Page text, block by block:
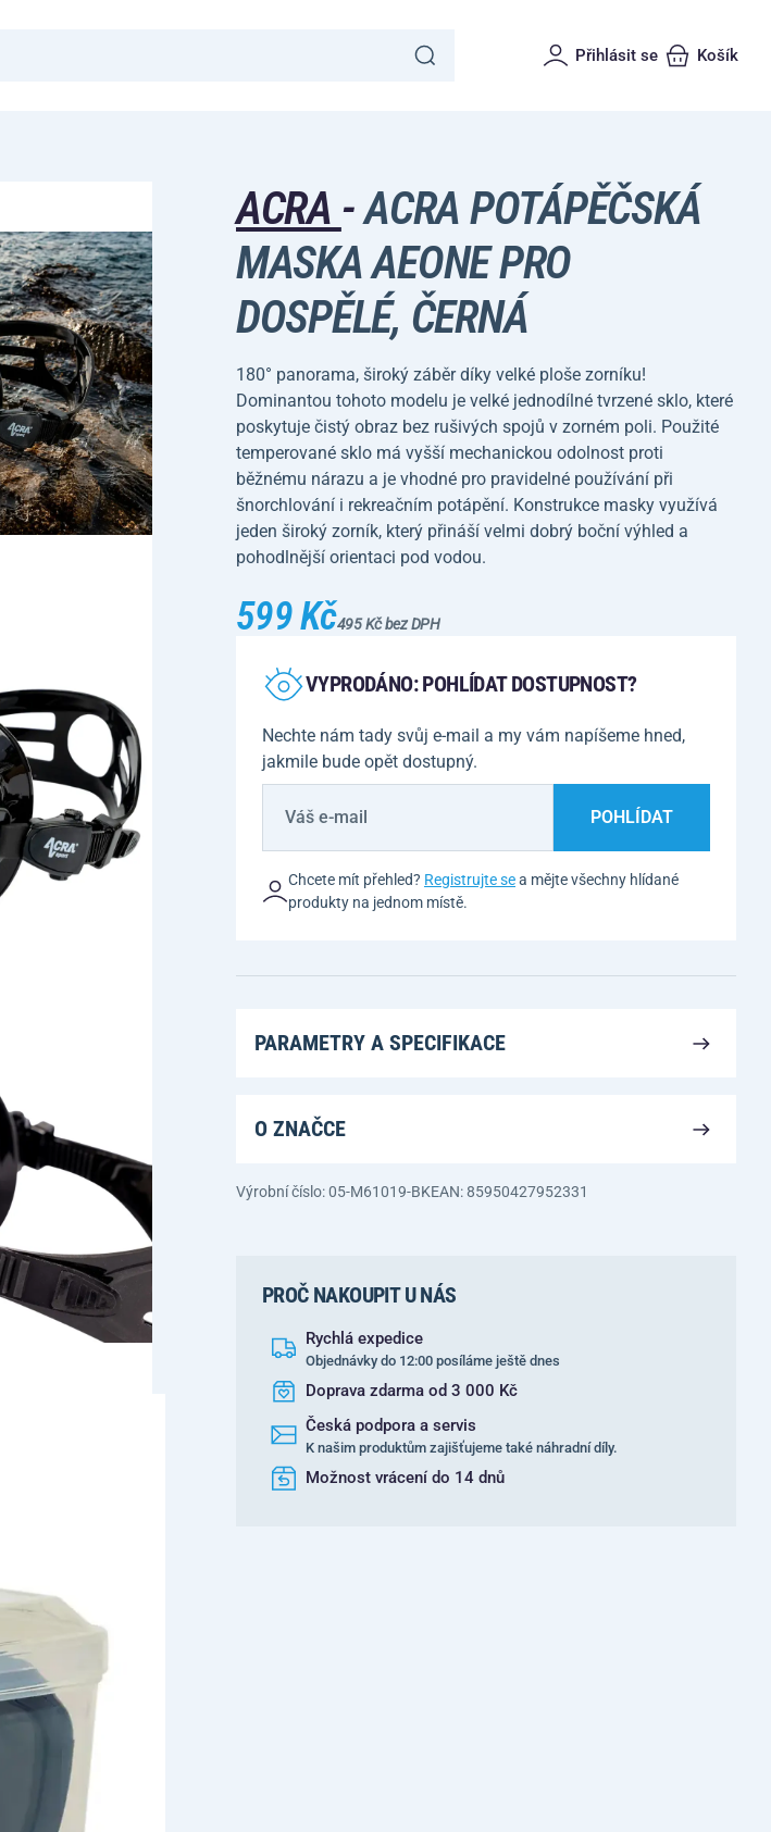
Přihlásit se Košík
ACRA -ACRA POTÁPĚČSKÁ
MASKA AEONE PRO
DOSPĚLÉ, ČERNÁ
180° panorama, široký záběr díky velké ploše zorníku!
Dominantou tohoto modelu je velké jednodílné tvrzené sklo, které
poskytuje čistý obraz bez rušivých spojů v zorném poli. Použité
temperované sklo má vyšší mechanickou odolnost proti
běžnému nárazu a je vhodné pro pravidelné používání při
šnorchlování i rekreačním potápění. Konstrukce masky využívá
jeden široký zorník, který přináší velmi dobrý boční výhled a
pohodlnější orientaci pod vodou.
599 Kč495 Kč bez DPH
VYPRODÁNO: POHLÍDAT DOSTUPNOST?
Nechte nám tady svůj e-mail a my vám napíšeme hned,
jakmile bude opět dostupný.
POHLÍDAT
Chcete mít přehled? Registrujte sea mějte všechny hlídané
produkty na jednom místě.
PARAMETRY A SPECIFIKACE
O ZNAČCE
Výrobní číslo: 05-M61019-BKEAN: 85950427952331
PROČ NAKOUPIT U NÁS
Rychlá expedice
Objednávky do 12:00 posíláme ještě dnes
Doprava zdarma od 3 000 Kč
Česká podpora a servis
K našim produktům zajišťujeme také náhradní díly.
Možnost vrácení do 14 dnů